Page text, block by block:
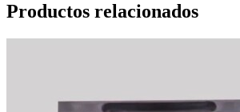
Productos relacionados